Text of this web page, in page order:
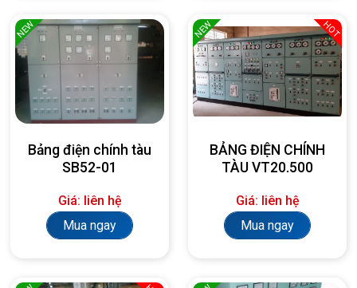
NEW
Bảng điện chính tàu
SB52-01
Giá: liên hệ
Mua ngay
NEW HOT
BẢNG ĐIỆN CHÍNH
TÀU VT20.500
Giá: liên hệ
Mua ngay